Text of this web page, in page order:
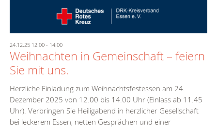
24.12.25 12:00 - 14:00
Weihnachten in Gemeinschaft – feiern
Sie mit uns.
Herzliche Einladung zum Weihnachtsfestessen am 24.
Dezember 2025 von 12.00 bis 14.00 Uhr (Einlass ab 11.45
Uhr). Verbringen Sie Heiligabend in herzlicher Gesellschaft
bei leckerem Essen, netten Gesprächen und einer